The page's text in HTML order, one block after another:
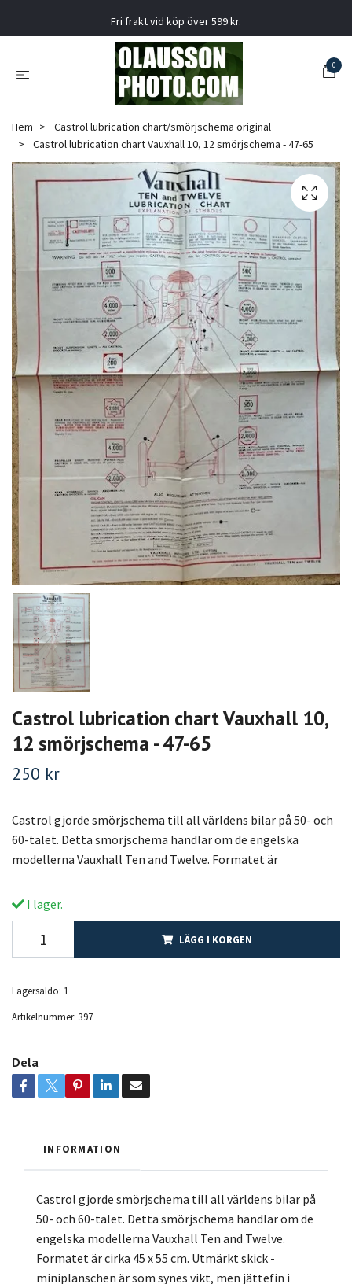
Fri frakt vid köp över 599 kr.
0
Hem
Castrol lubrication chart/smörjschema original
Castrol lubrication chart Vauxhall 10, 12 smörjschema - 47-65
Castrol lubrication chart Vauxhall 10,
12 smörjschema - 47-65
250 kr
Castrol gjorde smörjschema till all världens bilar på 50- och
60-talet. Detta smörjschema handlar om de engelska
modellerna Vauxhall Ten and Twelve. Formatet är
I lager.
LÄGG I KORGEN
Lagersaldo: 1
Artikelnummer: 397
Dela
INFORMATION
Castrol gjorde smörjschema till all världens bilar på
50- och 60-talet. Detta smörjschema handlar om de
engelska modellerna Vauxhall Ten and Twelve.
Formatet är cirka 45 x 55 cm. Utmärkt skick -
miniplanschen är som synes vikt, men jättefin i